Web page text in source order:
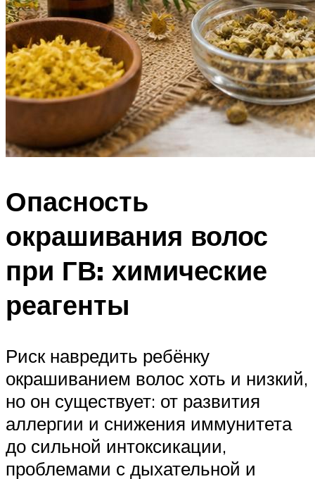
Опасность
окрашивания волос
при ГВ: химические
реагенты
Риск навредить ребёнку
окрашиванием волос хоть и низкий,
но он существует: от развития
аллергии и снижения иммунитета
до сильной интоксикации,
проблемами с дыхательной и